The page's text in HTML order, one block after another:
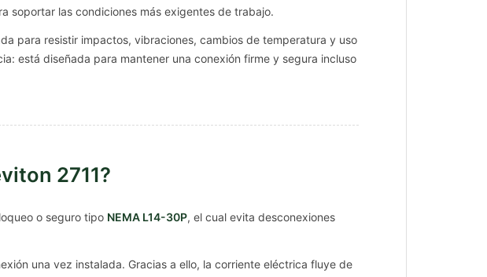
soportar las condiciones más exigentes de trabajo.
para resistir impactos, vibraciones, cambios de temperatura y uso
está diseñada para mantener una conexión firme y segura incluso
2711?
o seguro tipo NEMA L14-30P, el cual evita desconexiones
una vez instalada. Gracias a ello, la corriente eléctrica fluye de